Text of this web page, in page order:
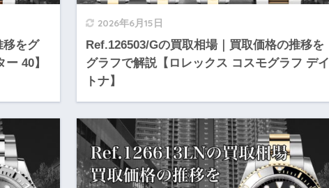
移をグ
40】
2026年6月15日
Ref.126503/Gの買取相場｜買取価格の推移を
グラフで解説【ロレックス コスモグラフ デイ
トナ】